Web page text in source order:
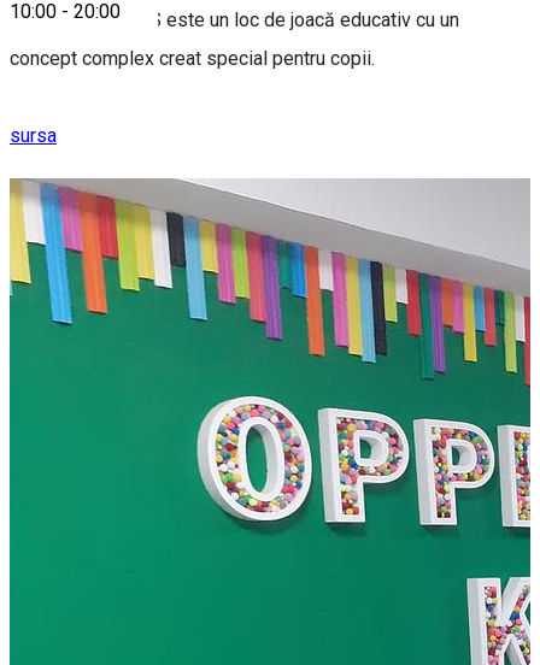
10:00 - 20:00
OPPER FOR KIDS este un loc de joacă educativ cu un
concept complex creat special pentru copii.
sursa